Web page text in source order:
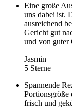
Eine große
uns dabei ist.
ausreichend
Gericht gut
und von guter
Jasmin
5 Sterne
Spannende
Portionsgröße
frisch und